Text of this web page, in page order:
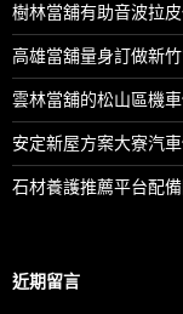
樹林當舖有助音波拉
高雄當舖量身訂做新
雲林當舖的松山區機
安定新屋方案大寮汽
石材養護推薦平台配
近期留言